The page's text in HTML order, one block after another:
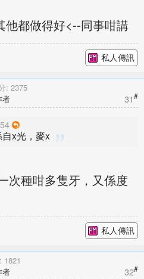
他都做得好<--同事咁講
私人傳訊
: 2375
31#
者
x光，麥x
次種咁多隻牙，又係度
私人傳訊
1821
32#
者